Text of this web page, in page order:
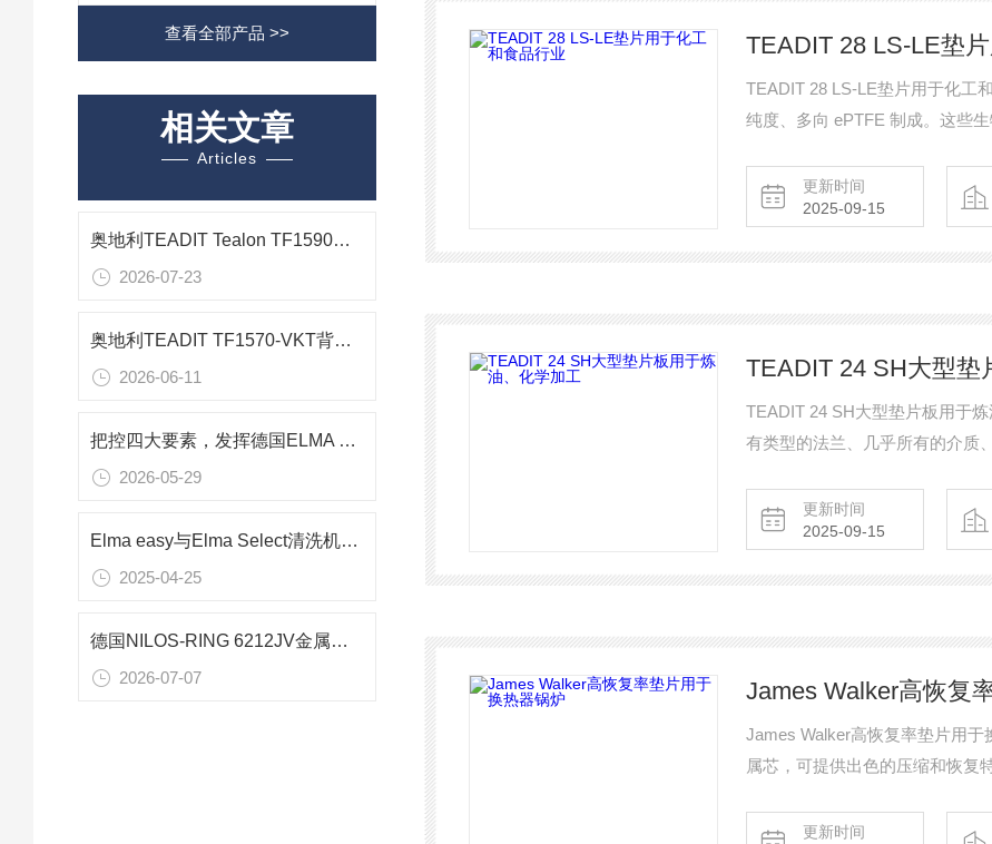
查看全部产品 >>
相关文章
Articles
奥地利TEADIT Tealon TF1590密封垫片：精细化工行业高性能密封解决方案
2026-07-23
奥地利TEADIT TF1570-VKT背胶改性PTFE板材 模具精密垫片技术应用
2026-06-11
把控四大要素，发挥德国ELMA 超声波清洗机的最佳性能
2026-05-29
Elma easy与Elma Select清洗机的核心区别对比
2025-04-25
德国NILOS-RING 6212JV金属密封环在齿轮箱轴承密封中的应用研究
2026-07-07
TEADIT 28 LS-LE垫
TEADIT 28 LS-LE垫片用于化工
纯度、多向 ePTFE 制成。这些
更新时间
2025-09-15
TEADIT 24 SH大型垫
TEADIT 24 SH大型垫片板用于
有类型的法兰、几乎所有的介质
更新时间
2025-09-15
James Walker高恢复
James Walker高恢复率垫片用
属芯，可提供出色的压缩和恢复
更新时间